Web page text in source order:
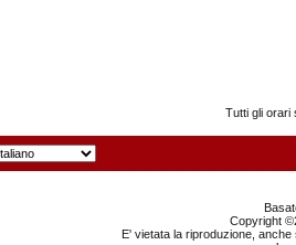
Tutti gli orari
Copyright
E' vietata la riproduzione,